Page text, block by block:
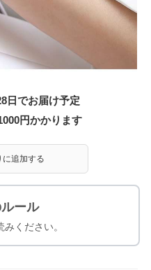
日でお届け予定
円かかります
に追加する
ール
ください。